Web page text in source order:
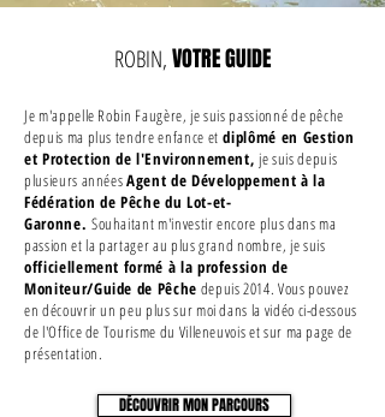
ROBIN,VOTRE GUIDE
Je m'appelle Robin Faugère, je suis passionné de pêche
depuis ma plus tendre enfance etdiplômé en Gestion
et Protection de l'Environnement, je suis depuis
plusieurs annéesAgent de Développement à la
Fédération de Pêche du Lot-et-
Garonne. Souhaitant m'investir encore plus dans ma
passion et la partager au plus grand nombre, je suis
officiellement formé à la profession de
Moniteur/Guide de Pêche depuis 2014. Vous pouvez
en découvrir un peu plus sur moi dans la vidéo ci-dessous
de l'Office de Tourisme du Villeneuvois et sur ma page de
présentation.
DÉCOUVRIR MON PARCOURS